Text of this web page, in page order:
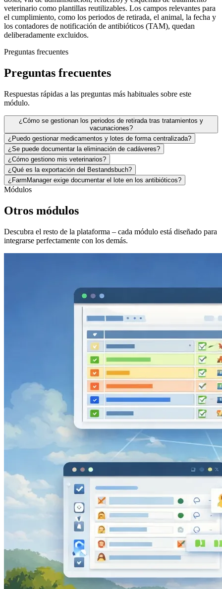
veterinario como plantillas reutilizables. Los campos relevantes para
el cumplimiento, como los periodos de retirada, el animal, la fecha y
los contadores de notificación de antibióticos (TAM), quedan
deliberadamente excluidos.
Preguntas frecuentes
Preguntas frecuentes
Respuestas rápidas a las preguntas más habituales sobre este
módulo.
¿Cómo se gestionan los periodos de retirada tras tratamientos y
vacunaciones?
¿Puedo gestionar medicamentos y lotes de forma centralizada?
¿Se puede documentar la eliminación de cadáveres?
¿Cómo gestiono mis veterinarios?
¿Qué es la exportación del Bestandsbuch?
¿FarmManager exige documentar el lote en los antibióticos?
Módulos
Otros módulos
Descubra el resto de la plataforma – cada módulo está diseñado para
integrarse perfectamente con los demás.